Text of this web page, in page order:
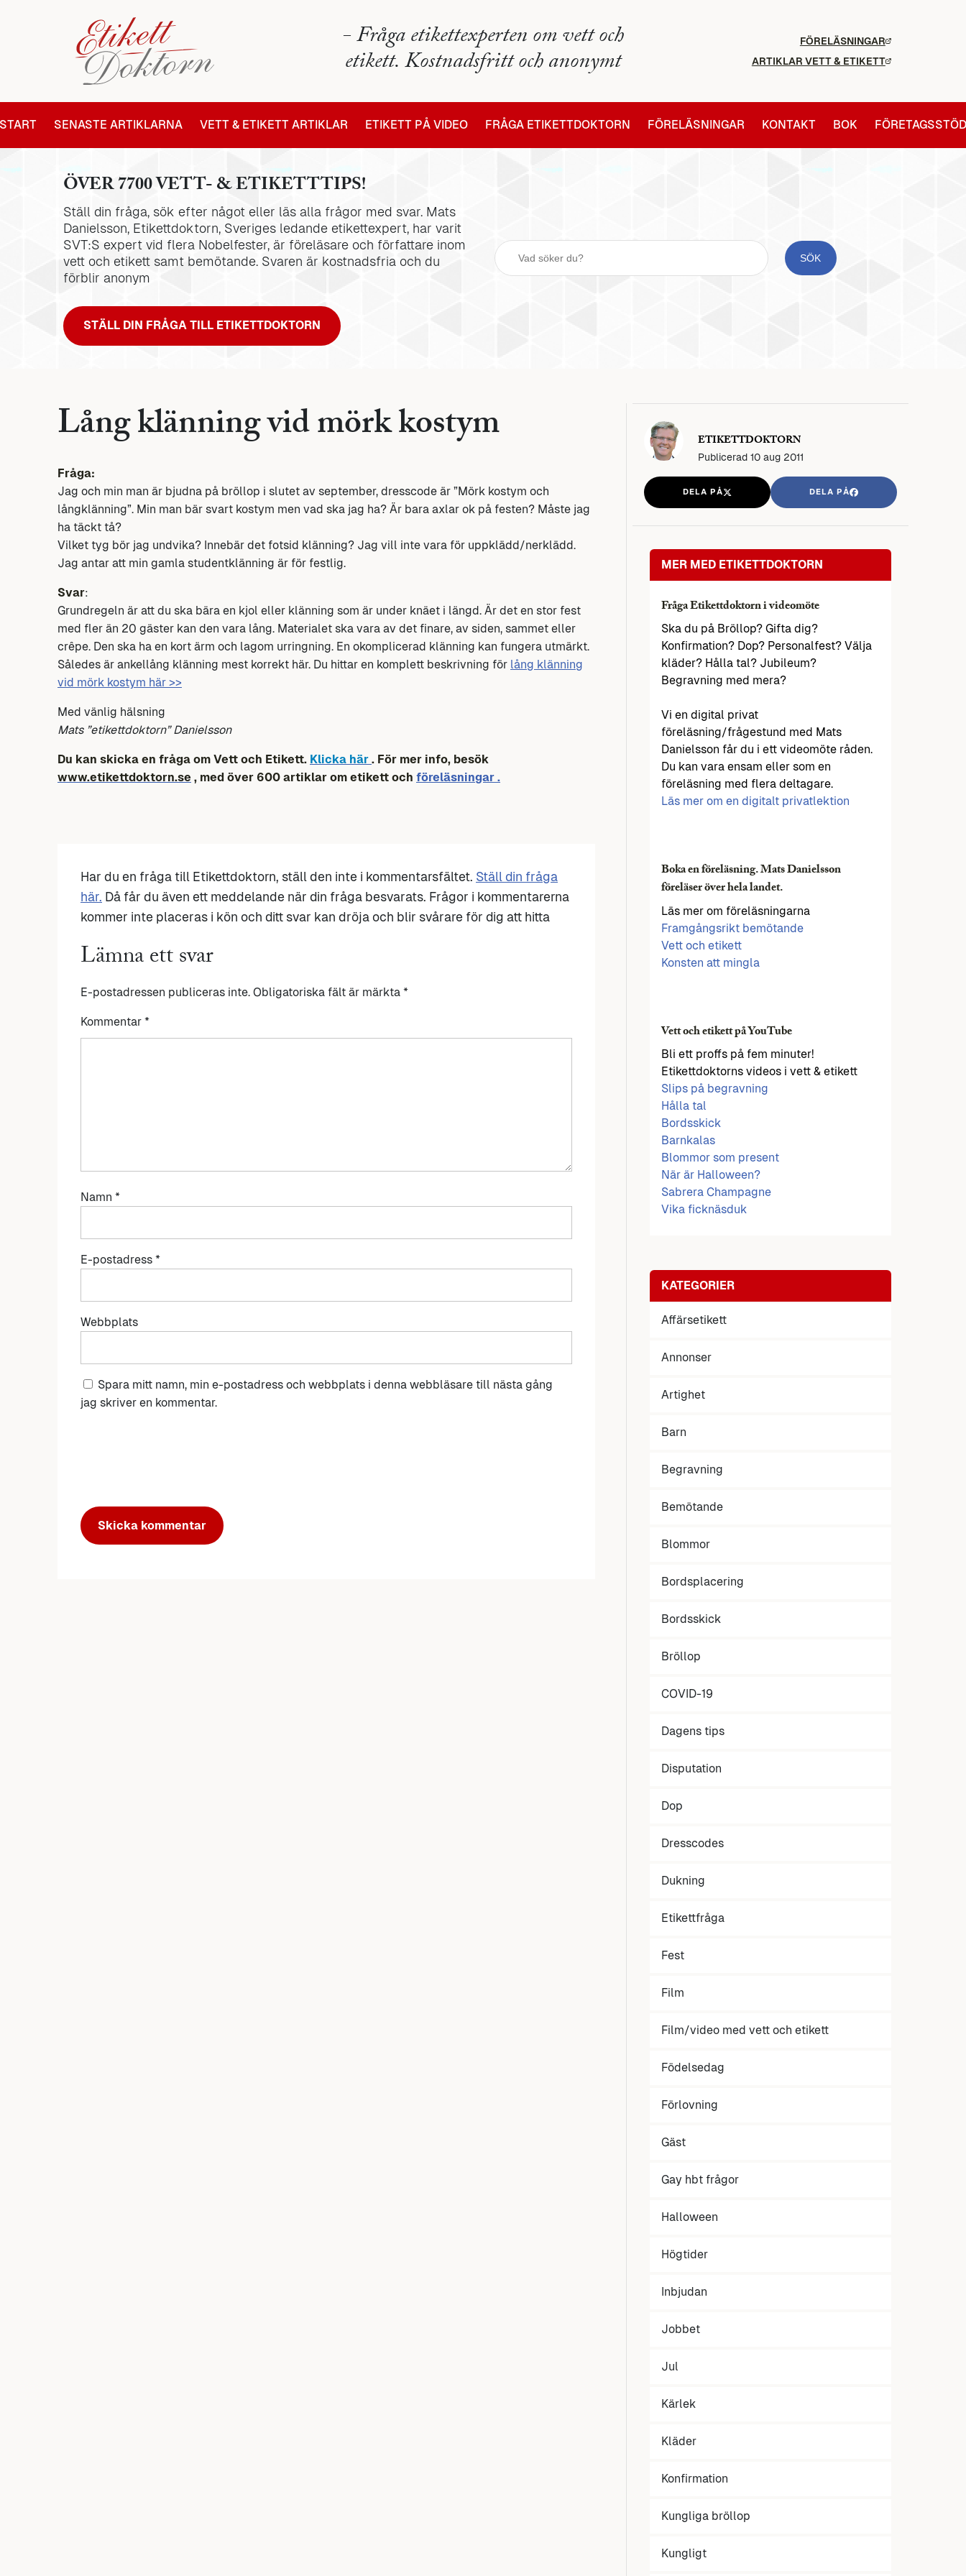
- Fråga etikettexperten om vett och
etikett. Kostnadsfritt och anonymt
FÖRELÄSNINGAR
ARTIKLAR VETT & ETIKETT
START SENASTE ARTIKLARNA VETT & ETIKETT ARTIKLAR ETIKETT PÅ VIDEO FRÅGA ETIKETTDOKTORN FÖRELÄSNINGAR KONTAKT BOK FÖRETAGSSTÖD
ÖVER 7700 VETT- & ETIKETTTIPS!
Ställ din fråga, sök efter något eller läs alla frågor med svar. Mats
Danielsson, Etikettdoktorn, Sveriges ledande etikettexpert, har varit
SVT:S expert vid flera Nobelfester, är föreläsare och författare inom
vett och etikett samt bemötande. Svaren är kostnadsfria och du
förblir anonym
STÄLL DIN FRÅGA TILL ETIKETTDOKTORN
Lång klänning vid mörk kostym
Fråga:
Jag och min man är bjudna på bröllop i slutet av september, dresscode är ”Mörk kostym och
långklänning”. Min man bär svart kostym men vad ska jag ha? Är bara axlar ok på festen? Måste jag
ha täckt tå?
Vilket tyg bör jag undvika? Innebär det fotsid klänning? Jag vill inte vara för uppklädd/nerklädd.
Jag antar att min gamla studentklänning är för festlig.
Svar:
Grundregeln är att du ska bära en kjol eller klänning som är under knäet i längd. Är det en stor fest
med fler än 20 gäster kan den vara lång. Materialet ska vara av det finare, av siden, sammet eller
crêpe. Den ska ha en kort ärm och lagom urringning. En okomplicerad klänning kan fungera utmärkt.
Således är ankellång klänning mest korrekt här. Du hittar en komplett beskrivning för lång klänning
vid mörk kostym här >>
Med vänlig hälsning
Mats ”etikettdoktorn” Danielsson
Du kan skicka en fråga om Vett och Etikett. Klicka här . För mer info, besök
www.etikettdoktorn.se , med över 600 artiklar om etikett och föreläsningar .
Har du en fråga till Etikettdoktorn, ställ den inte i kommentarsfältet. Ställ din fråga
här. Då får du även ett meddelande när din fråga besvarats. Frågor i kommentarerna
kommer inte placeras i kön och ditt svar kan dröja och blir svårare för dig att hitta
Lämna ett svar
E-postadressen publiceras inte. Obligatoriska fält är märkta *
Kommentar *
Namn *
E-postadress *
Webbplats
Spara mitt namn, min e-postadress och webbplats i denna webbläsare till nästa gång
jag skriver en kommentar.
ETIKETTDOKTORN
Publicerad 10 aug 2011
DELA PÅ DELA PÅ
MER MED ETIKETTDOKTORN
Fråga Etikettdoktorn i videomöte
Ska du på Bröllop? Gifta dig?
Konfirmation? Dop? Personalfest? Välja
kläder? Hålla tal? Jubileum?
Begravning med mera?
Vi en digital privat
föreläsning/frågestund med Mats
Danielsson får du i ett videomöte råden.
Du kan vara ensam eller som en
föreläsning med flera deltagare.
Läs mer om en digitalt privatlektion
Boka en föreläsning. Mats Danielsson
föreläser över hela landet.
Läs mer om föreläsningarna
Framgångsrikt bemötande
Vett och etikett
Konsten att mingla
Vett och etikett på YouTube
Bli ett proffs på fem minuter!
Etikettdoktorns videos i vett & etikett
Slips på begravning
Hålla tal
Bordsskick
Barnkalas
Blommor som present
När är Halloween?
Sabrera Champagne
Vika ficknäsduk
KATEGORIER
Affärsetikett
Annonser
Artighet
Barn
Begravning
Bemötande
Blommor
Bordsplacering
Bordsskick
Bröllop
COVID-19
Dagens tips
Disputation
Dop
Dresscodes
Dukning
Etikettfråga
Fest
Film
Film/video med vett och etikett
Födelsedag
Förlovning
Gäst
Gay hbt frågor
Halloween
Högtider
Inbjudan
Jobbet
Jul
Kärlek
Kläder
Konfirmation
Kungliga bröllop
Kungligt